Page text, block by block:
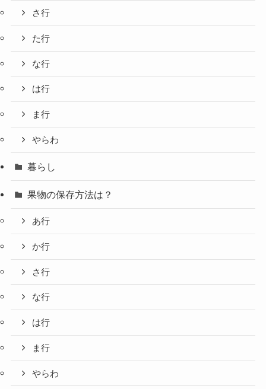
さ行
た行
な行
は行
ま行
やらわ
暮らし
果物の保存方法は？
あ行
か行
さ行
な行
は行
ま行
やらわ